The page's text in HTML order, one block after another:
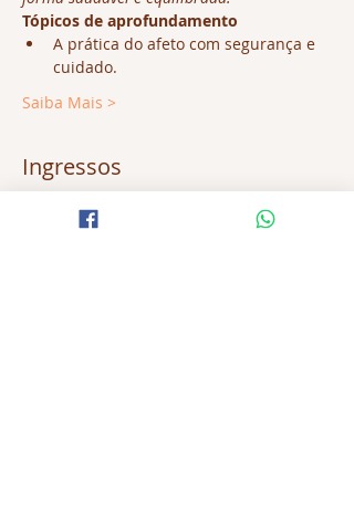
Tópicos de aprofundamento
A prática do afeto com segurança e
cuidado.
Saiba Mais >
Ingressos